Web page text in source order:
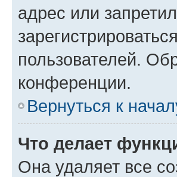
адрес или
пользователей.
конференции.
Вернуться к
Что делает
Она удаляет все